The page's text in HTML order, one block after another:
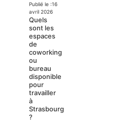
Publié le :16
avril 2026
Quels
sont les
espaces
de
coworking
ou
bureau
disponible
pour
travailler
à
Strasbourg
?